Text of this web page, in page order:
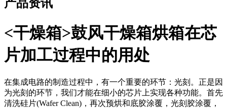
产品资讯
<干燥箱>鼓风干燥箱烘箱在芯
片加工过程中的用处
在集成电路的制造过程中，有一个重要的环节：光刻。正是因
为光刻的环节，我们才能在细小的芯片上实现各种功能。首先
清洗硅片(Wafer Clean)，再次预烘和底胶涂覆，光刻胶涂覆，